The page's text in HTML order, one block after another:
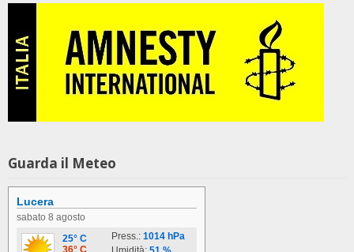
Guarda il Meteo